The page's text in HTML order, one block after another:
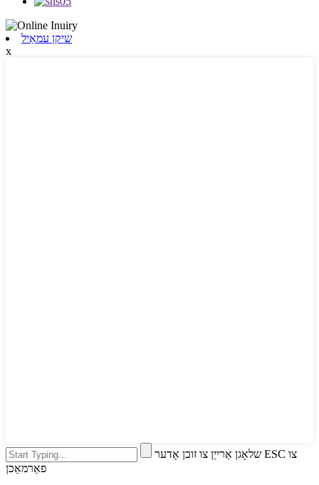
שיקן עמאַיל
x
שלאָגן אַרייַן צו זוכן אָדער ESC צו
פאַרמאַכן